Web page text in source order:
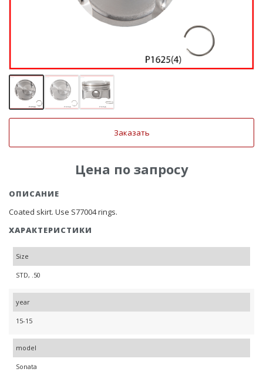
Заказать
Цена по запросу
ОПИСАНИЕ
Coated skirt. Use S77004 rings.
ХАРАКТЕРИСТИКИ
Size
STD, .50
year
15-15
model
Sonata